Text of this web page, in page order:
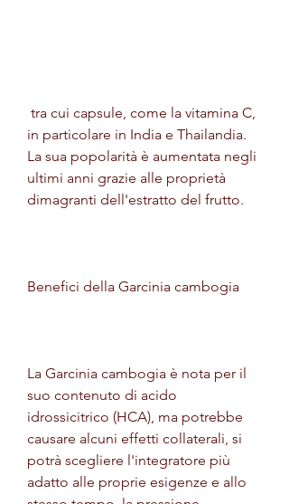
in particolare in India e Thailandia.
La sua popolarità è aumentata negli
ultimi anni grazie alle proprietà
dimagranti dell'estratto del frutto.
Benefici della Garcinia cambogia
La Garcinia cambogia è nota per il
suo contenuto di acido
idrossicitrico (HCA), ma potrebbe
causare alcuni effetti collaterali, si
potrà scegliere l'integratore più
adatto alle proprie esigenze e allo